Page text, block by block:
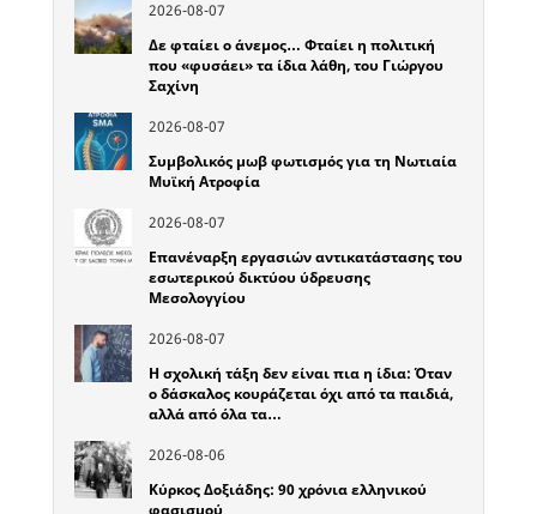
2026-08-07
Δε φταίει ο άνεμος… Φταίει η πολιτική
που «φυσάει» τα ίδια λάθη, του Γιώργου
Σαχίνη
2026-08-07
Συμβολικός μωβ φωτισμός για τη Νωτιαία
Μυϊκή Ατροφία
2026-08-07
Επανέναρξη εργασιών αντικατάστασης του
εσωτερικού δικτύου ύδρευσης
Μεσολογγίου
2026-08-07
Η σχολική τάξη δεν είναι πια η ίδια: Όταν
ο δάσκαλος κουράζεται όχι από τα παιδιά,
αλλά από όλα τα…
2026-08-06
Κύρκος Δοξιάδης: 90 χρόνια ελληνικού
φασισμού